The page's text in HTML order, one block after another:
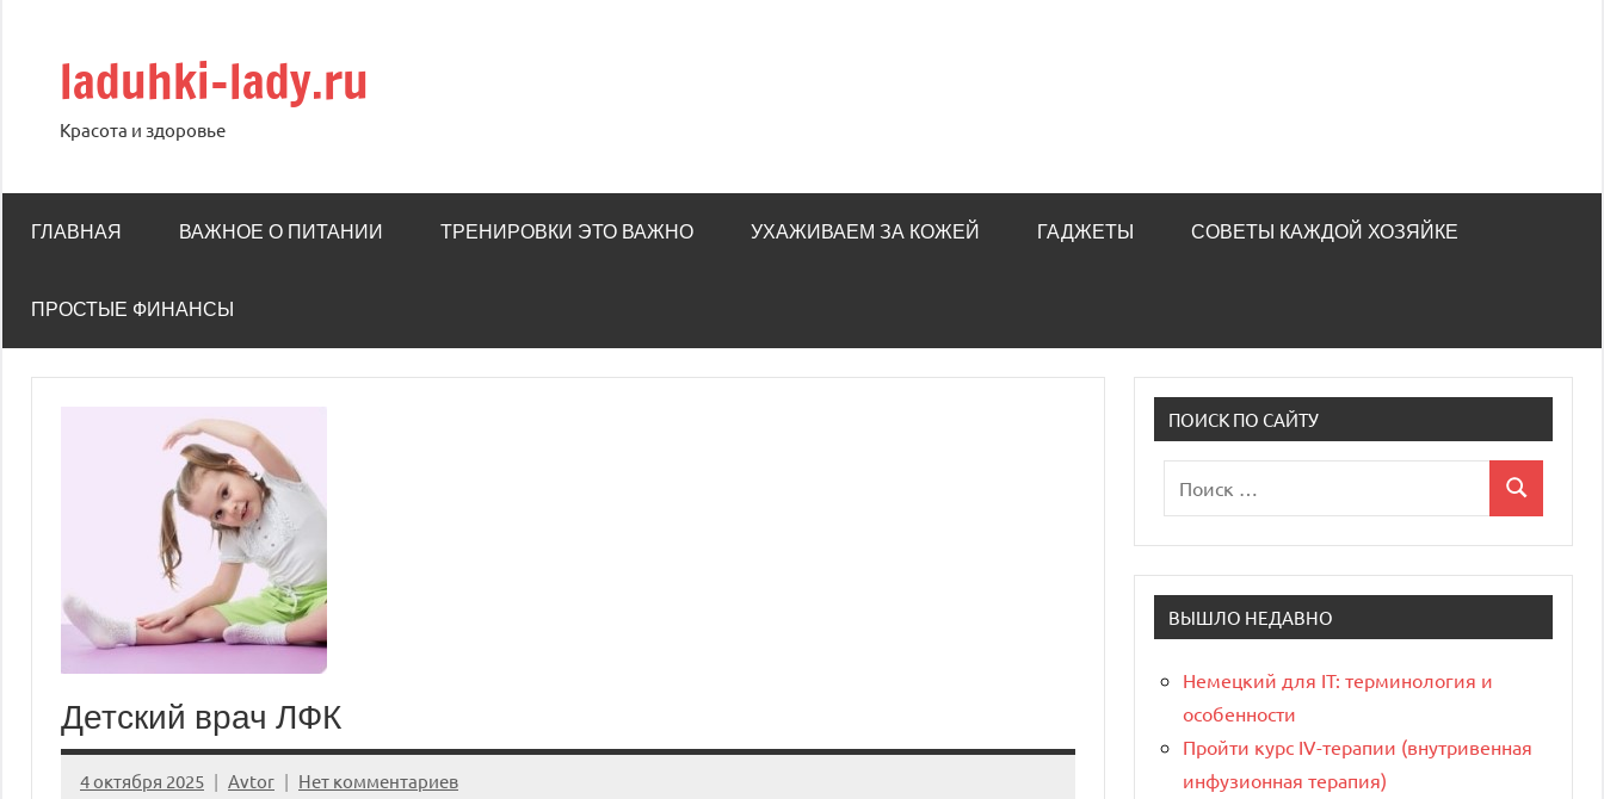
содержимому
laduhki-lady.ru
Красота и здоровье
ГЛАВНАЯ ВАЖНОЕ О ПИТАНИИ ТРЕНИРОВКИ ЭТО ВАЖНО УХАЖИВАЕМ ЗА КОЖЕЙ ГАДЖЕТЫ СОВЕТЫ КАЖДОЙ ХОЗЯЙКЕ
ПРОСТЫЕ ФИНАНСЫ
Детский врач ЛФК
4 октября 2025 Avtor Нет комментариев
ПОИСК ПО САЙТУ
для:
Поиск
ВЫШЛО НЕДАВНО
Немецкий для IT: терминология и
особенности
Пройти курс IV-терапии (внутривенная
инфузионная терапия)